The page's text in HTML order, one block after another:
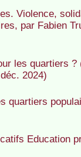
Violence,
par Fabien
les quartiers ?
2024)
quartiers
Education